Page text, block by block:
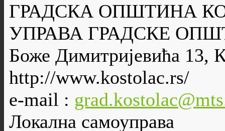
ГРАДСКА ОПШТИНА
УПРАВА ГРАДСКЕ
Боже Димитријевића 13,
http://www.kostolac.rs/
e-mail :
Локална самоуправа